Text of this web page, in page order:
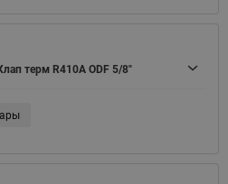
терм R410A ODF 5/8"